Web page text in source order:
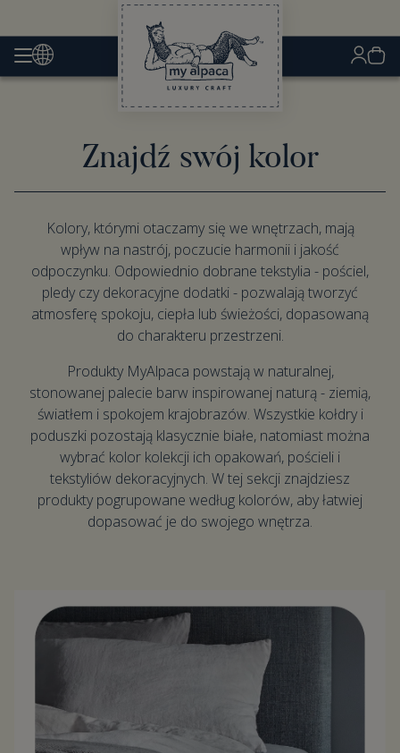
Znajdź swój kolor
Kolory, którymi otaczamy się we wnętrzach, mają
wpływ na nastrój, poczucie harmonii i jakość
odpoczynku. Odpowiednio dobrane tekstylia - pościel,
pledy czy dekoracyjne dodatki - pozwalają tworzyć
atmosferę spokoju, ciepła lub świeżości, dopasowaną
do charakteru przestrzeni.
Produkty MyAlpaca powstają w naturalnej,
stonowanej palecie barw inspirowanej naturą - ziemią,
światłem i spokojem krajobrazów. Wszystkie kołdry i
poduszki pozostają klasycznie białe, natomiast można
wybrać kolor kolekcji ich opakowań, pościeli i
tekstyliów dekoracyjnych. W tej sekcji znajdziesz
produkty pogrupowane według kolorów, aby łatwiej
dopasować je do swojego wnętrza.